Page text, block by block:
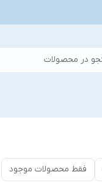
در محصولات
فقط محصولات موجود